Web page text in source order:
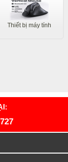
Thiết bị máy tính